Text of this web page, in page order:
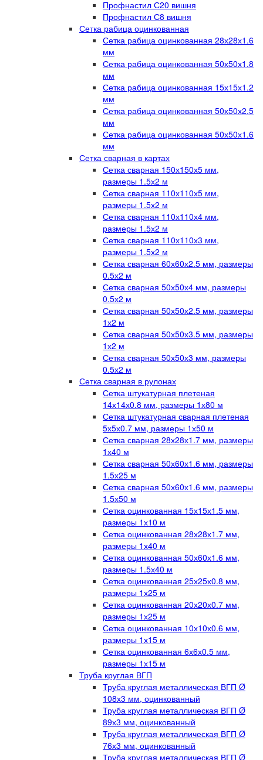
Профнастил С20 вишня
Профнастил С8 вишня
Сетка рабица оцинкованная
Сетка рабица оцинкованная 28х28х1.6
мм
Сетка рабица оцинкованная 50х50х1.8
мм
Сетка рабица оцинкованная 15х15х1.2
мм
Сетка рабица оцинкованная 50х50х2.5
мм
Сетка рабица оцинкованная 50х50х1.6
мм
Сетка сварная в картах
Сетка сварная 150х150х5 мм,
размеры 1.5х2 м
Сетка сварная 110х110х5 мм,
размеры 1.5х2 м
Сетка сварная 110х110х4 мм,
размеры 1.5х2 м
Сетка сварная 110х110х3 мм,
размеры 1.5х2 м
Сетка сварная 60х60х2.5 мм, размеры
0.5х2 м
Сетка сварная 50х50х4 мм, размеры
0.5х2 м
Сетка сварная 50х50х2.5 мм, размеры
1х2 м
Сетка сварная 50х50х3.5 мм, размеры
1х2 м
Сетка сварная 50х50х3 мм, размеры
0.5х2 м
Сетка сварная в рулонах
Сетка штукатурная плетеная
14х14х0.8 мм, размеры 1х80 м
Сетка штукатурная сварная плетеная
5х5х0.7 мм, размеры 1х50 м
Сетка сварная 28х28х1.7 мм, размеры
1х40 м
Сетка сварная 50х60х1.6 мм, размеры
1.5х25 м
Сетка сварная 50х60х1.6 мм, размеры
1.5х50 м
Сетка оцинкованная 15х15х1.5 мм,
размеры 1х10 м
Сетка оцинкованная 28х28х1.7 мм,
размеры 1х40 м
Сетка оцинкованная 50х60х1.6 мм,
размеры 1.5х40 м
Сетка оцинкованная 25х25х0.8 мм,
размеры 1х25 м
Сетка оцинкованная 20х20х0.7 мм,
размеры 1х25 м
Сетка оцинкованная 10х10х0.6 мм,
размеры 1х15 м
Сетка оцинкованная 6х6х0.5 мм,
размеры 1х15 м
Труба круглая ВГП
Труба круглая металлическая ВГП Ø
108х3 мм, оцинкованный
Труба круглая металлическая ВГП Ø
89х3 мм, оцинкованный
Труба круглая металлическая ВГП Ø
76х3 мм, оцинкованный
Труба круглая металлическая ВГП Ø